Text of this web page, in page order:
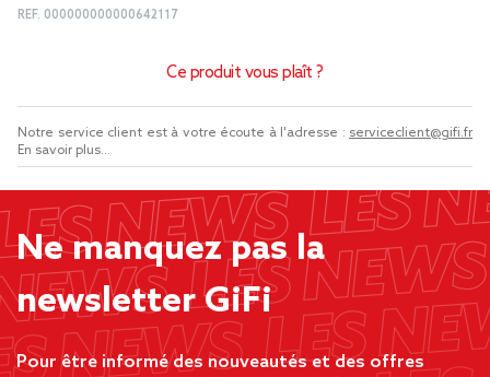
REF. 000000000000642117
Ce produit vous plaît ?
Notre service client est à votre écoute à l'adresse : serviceclient@gifi.fr
En savoir plus...
Ne manquez pas la
newsletter GiFi
Pour être informé des nouveautés et des offres